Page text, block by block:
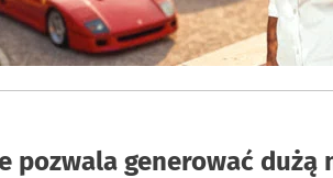
pozwala generować dużą